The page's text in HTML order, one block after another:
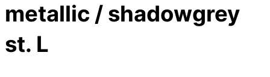
metallic / shadowgrey
st. L